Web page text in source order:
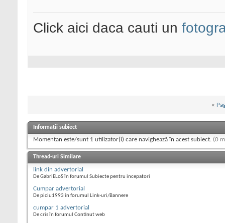
Click aici daca cauti un
«
Informații subiect
Momentan este/sunt 1 utilizator(i) care navighează în acest subiect. (0
Thread-uri Similare
link din advertorial
De GabriELoS în forumul Subiecte pentru incepatori
Cumpar advertorial
De piciu1993 în forumul Link-uri/Bannere
cumpar 1 advertorial
De cris în forumul Continut web